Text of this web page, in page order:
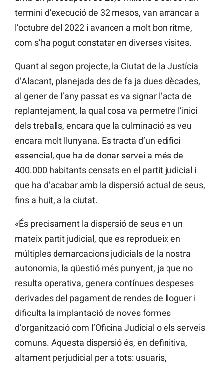
termini d’execució de 32 mesos, van arrancar a
l’octubre del 2022 i avancen a molt bon ritme,
com s’ha pogut constatar en diverses visites.
Quant al segon projecte, la Ciutat de la Justícia
d’Alacant, planejada des de fa ja dues dècades,
al gener de l’any passat es va signar l’acta de
replantejament, la qual cosa va permetre l’inici
dels treballs, encara que la culminació es veu
encara molt llunyana. Es tracta d’un edifici
essencial, que ha de donar servei a més de
400.000 habitants censats en el partit judicial i
que ha d’acabar amb la dispersió actual de seus,
fins a huit, a la ciutat.
«És precisament la dispersió de seus en un
mateix partit judicial, que es reprodueix en
múltiples demarcacions judicials de la nostra
autonomia, la qüestió més punyent, ja que no
resulta operativa, genera contínues despeses
derivades del pagament de rendes de lloguer i
dificulta la implantació de noves formes
d’organització com l’Oficina Judicial o els serveis
comuns. Aquesta dispersió és, en definitiva,
altament perjudicial per a tots: usuaris,